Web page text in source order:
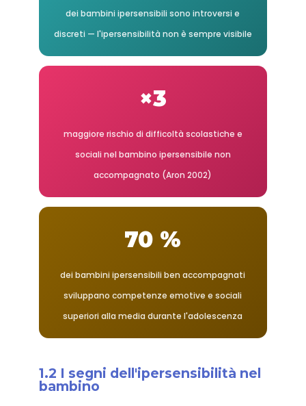
dei bambini ipersensibili sono introversi e
discreti — l'ipersensibilità non è sempre visibile
×3
maggiore rischio di difficoltà scolastiche e
sociali nel bambino ipersensibile non
accompagnato (Aron 2002)
70 %
dei bambini ipersensibili ben accompagnati
sviluppano competenze emotive e sociali
superiori alla media durante l'adolescenza
1.2 I segni dell'ipersensibilità nel
bambino